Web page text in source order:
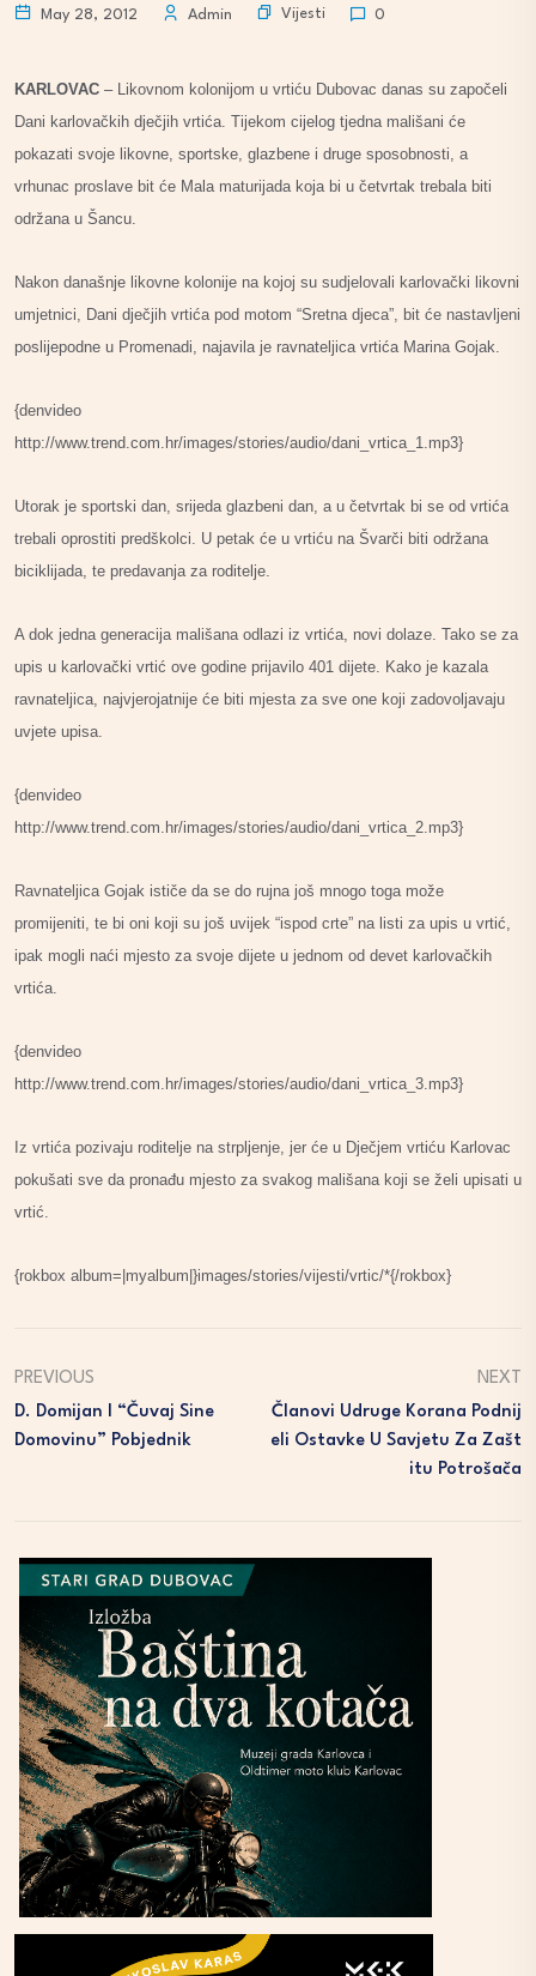
May 28, 2012 Admin Vijesti 0
KARLOVAC – Likovnom kolonijom u vrtiću Dubovac danas su započeli
Dani karlovačkih dječjih vrtića. Tijekom cijelog tjedna mališani će
pokazati svoje likovne, sportske, glazbene i druge sposobnosti, a
vrhunac proslave bit će Mala maturijada koja bi u četvrtak trebala biti
održana u Šancu.
Nakon današnje likovne kolonije na kojoj su sudjelovali karlovački likovni
umjetnici, Dani dječjih vrtića pod motom “Sretna djeca”, bit će nastavljeni
poslijepodne u Promenadi, najavila je ravnateljica vrtića Marina Gojak.
{denvideo
http://www.trend.com.hr/images/stories/audio/dani_vrtica_1.mp3}
Utorak je sportski dan, srijeda glazbeni dan, a u četvrtak bi se od vrtića
trebali oprostiti predškolci. U petak će u vrtiću na Švarči biti održana
biciklijada, te predavanja za roditelje.
A dok jedna generacija mališana odlazi iz vrtića, novi dolaze. Tako se za
upis u karlovački vrtić ove godine prijavilo 401 dijete. Kako je kazala
ravnateljica, najvjerojatnije će biti mjesta za sve one koji zadovoljavaju
uvjete upisa.
{denvideo
http://www.trend.com.hr/images/stories/audio/dani_vrtica_2.mp3}
Ravnateljica Gojak ističe da se do rujna još mnogo toga može
promijeniti, te bi oni koji su još uvijek “ispod crte” na listi za upis u vrtić,
ipak mogli naći mjesto za svoje dijete u jednom od devet karlovačkih
vrtića.
{denvideo
http://www.trend.com.hr/images/stories/audio/dani_vrtica_3.mp3}
Iz vrtića pozivaju roditelje na strpljenje, jer će u Dječjem vrtiću Karlovac
pokušati sve da pronađu mjesto za svakog mališana koji se želi upisati u
vrtić.
{rokbox album=|myalbum|}images/stories/vijesti/vrtic/*{/rokbox}
PREVIOUS
D. Domijan I “Čuvaj Sine
Domovinu” Pobjednik
NEXT
Članovi Udruge Korana Podnij
Eli Ostavke U Savjetu Za Zašt
Itu Potrošača